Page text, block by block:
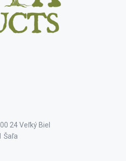
24 Veľký Biel
Šaľa